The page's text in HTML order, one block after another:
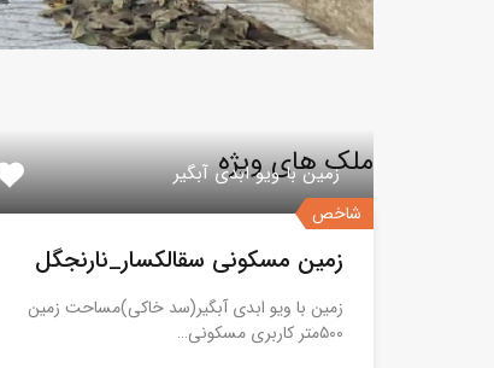
ملک های ویژه
شاخص
زمین با ویو ابدی آبگیر
زمین مسکونی سقالکسار_نارنجگل
زمین با ویو ابدی آبگیر(سد خاکی)مساحت زمین
۵۰۰متر کاربری مسکونی…